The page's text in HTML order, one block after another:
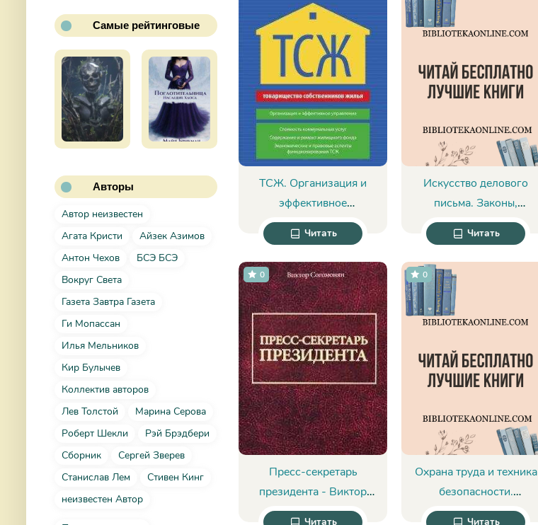
Самые рейтинговые
Авторы
Автор неизвестен
Агата Кристи
Айзек Азимов
Антон Чехов
БСЭ БСЭ
Вокруг Света
Газета Завтра Газета
Ги Мопассан
Илья Мельников
Кир Булычев
Коллектив авторов
Лев Толстой
Марина Серова
Роберт Шекли
Рэй Брэдбери
Сборник
Сергей Зверев
Станислав Лем
Стивен Кинг
неизвестен Автор
ТСЖ. Организация и
эффективное
управление - Вениамин
Гассуль
Читать
Искусство делового
письма. Законы,
хитрости, инструменты -
Саша Карепина
Читать
Пресс-секретарь
президента - Виктор
Согомонян
0
Читать
Охрана труда и техника
безопасности.
Обеспечение прав
0
Читать